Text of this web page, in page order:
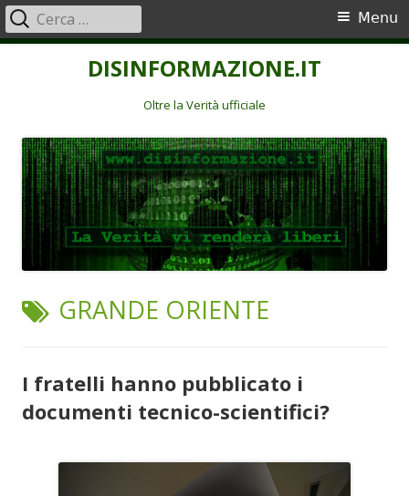
DISINFORMAZIONE.IT
Oltre la Verità ufficiale
Menu
principale
Menu
Ricerca
per:
TAG:
GRANDE ORIENTE
I fratelli hanno pubblicato i
documenti tecnico-scientifici?